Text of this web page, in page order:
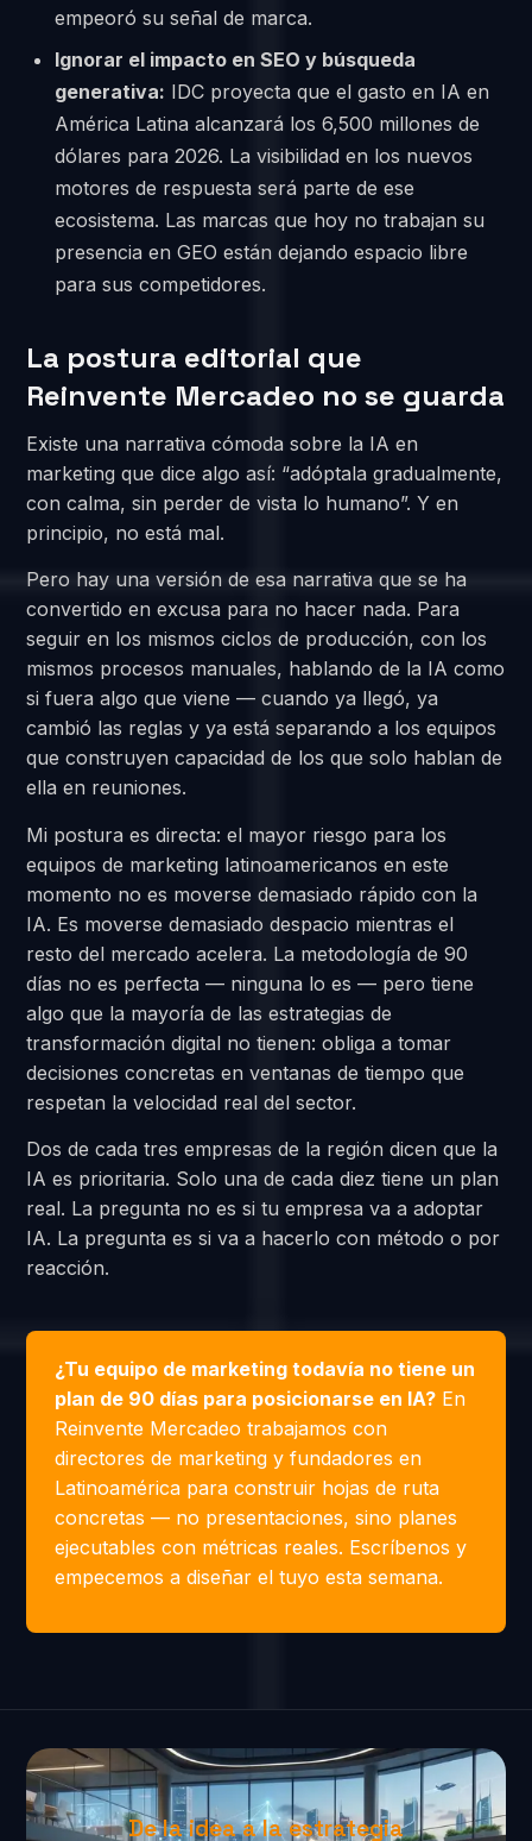
empeoró su señal de marca.
Ignorar el impacto en SEO y búsqueda
generativa: IDC proyecta que el gasto en IA en
América Latina alcanzará los 6,500 millones de
dólares para 2026. La visibilidad en los nuevos
motores de respuesta será parte de ese
ecosistema. Las marcas que hoy no trabajan su
presencia en GEO están dejando espacio libre
para sus competidores.
La postura editorial que
Reinvente Mercadeo no se guarda
Existe una narrativa cómoda sobre la IA en
marketing que dice algo así: “adóptala gradualmente,
con calma, sin perder de vista lo humano”. Y en
principio, no está mal.
Pero hay una versión de esa narrativa que se ha
convertido en excusa para no hacer nada. Para
seguir en los mismos ciclos de producción, con los
mismos procesos manuales, hablando de la IA como
si fuera algo que viene — cuando ya llegó, ya
cambió las reglas y ya está separando a los equipos
que construyen capacidad de los que solo hablan de
ella en reuniones.
Mi postura es directa: el mayor riesgo para los
equipos de marketing latinoamericanos en este
momento no es moverse demasiado rápido con la
IA. Es moverse demasiado despacio mientras el
resto del mercado acelera. La metodología de 90
días no es perfecta — ninguna lo es — pero tiene
algo que la mayoría de las estrategias de
transformación digital no tienen: obliga a tomar
decisiones concretas en ventanas de tiempo que
respetan la velocidad real del sector.
Dos de cada tres empresas de la región dicen que la
IA es prioritaria. Solo una de cada diez tiene un plan
real. La pregunta no es si tu empresa va a adoptar
IA. La pregunta es si va a hacerlo con método o por
reacción.
¿Tu equipo de marketing todavía no tiene un
plan de 90 días para posicionarse en IA? En
Reinvente Mercadeo trabajamos con
directores de marketing y fundadores en
Latinoamérica para construir hojas de ruta
concretas — no presentaciones, sino planes
ejecutables con métricas reales. Escríbenos y
empecemos a diseñar el tuyo esta semana.
De la idea a la estrategia